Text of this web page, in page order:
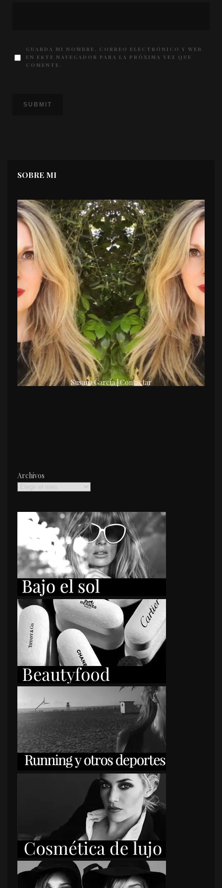
GUARDA MI NOMBRE, CORREO ELECTRÓNICO Y WEB
EN ESTE NAVEGADOR PARA LA PRÓXIMA VEZ QUE
COMENTE.
SOBRE MI
Susana García | Contactar
Archivos